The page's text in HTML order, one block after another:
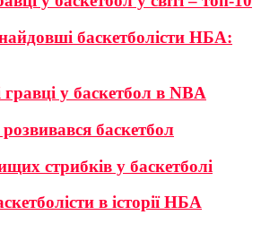
баскетболісти НБА:
у баскетбол в NBA
баскетбол
стрибків у баскетболі
в історії НБА